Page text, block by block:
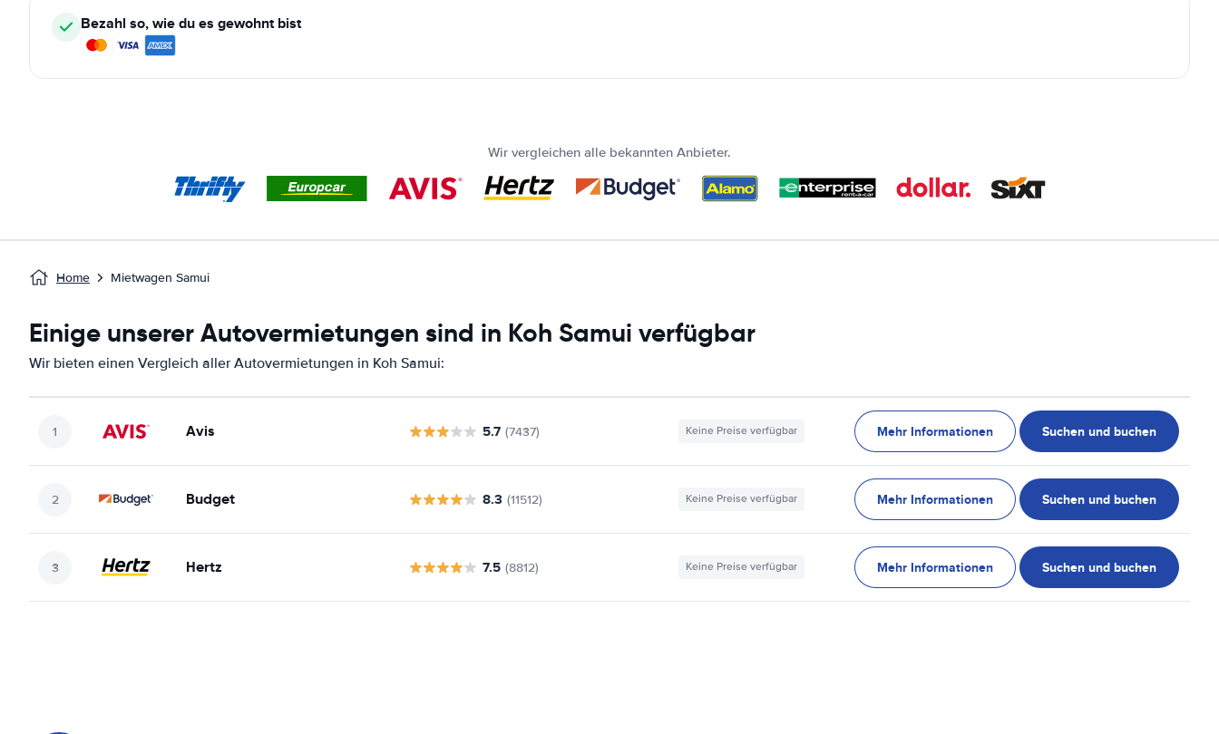
Bezahl so, wie du es gewohnt bist
Wir vergleichen alle bekannten Anbieter.
Home Mietwagen Samui
Einige unserer Autovermietungen sind in Koh Samui verfügbar
Wir bieten einen Vergleich aller Autovermietungen in Koh Samui:
Avis 5.7 (7437) Keine Preise verfügbar Mehr Informationen Suchen und buchen
Budget 8.3 (11512) Keine Preise verfügbar Mehr Informationen Suchen und buchen
Hertz 7.5 (8812) Keine Preise verfügbar Mehr Informationen Suchen und buchen